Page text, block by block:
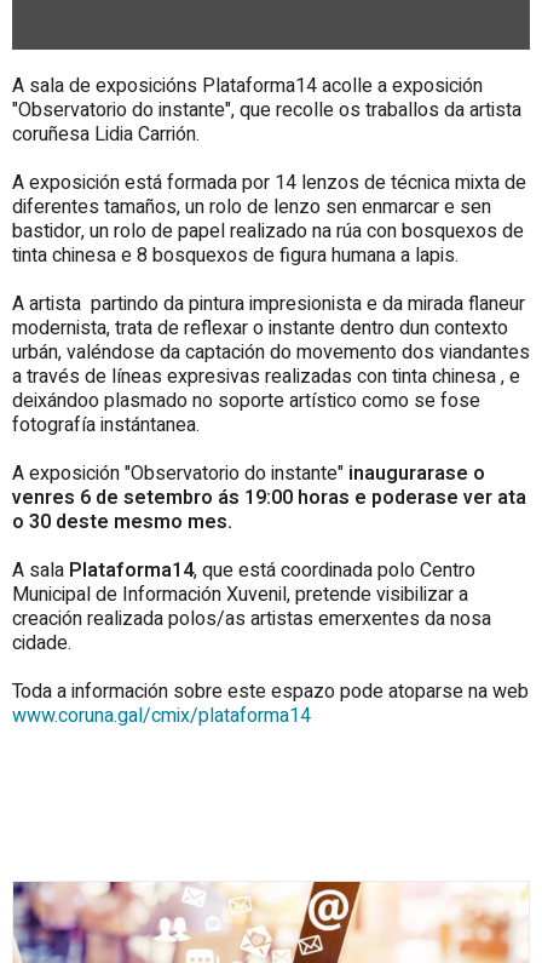
A sala de exposicións Plataforma14 acolle a exposición
"Observatorio do instante", que recolle os traballos da artista
coruñesa Lidia Carrión.
A exposición está formada por 14 lenzos de técnica mixta de
diferentes tamaños, un rolo de lenzo sen enmarcar e sen
bastidor, un rolo de papel realizado na rúa con bosquexos de
tinta chinesa e 8 bosquexos de figura humana a lapis.
A artista partindo da pintura impresionista e da mirada flaneur
modernista, trata de reflexar o instante dentro dun contexto
urbán, valéndose da captación do movemento dos viandantes
a través de líneas expresivas realizadas con tinta chinesa , e
deixándoo plasmado no soporte artístico como se fose
fotografía instántanea.
A exposición "Observatorio do instante" inaugurarase o
venres 6 de setembro ás 19:00 horas e poderase ver ata
o 30 deste mesmo mes.
A sala Plataforma14, que está coordinada polo Centro
Municipal de Información Xuvenil, pretende visibilizar a
creación realizada polos/as artistas emerxentes da nosa
cidade.
Toda a información sobre este espazo pode atoparse na web
www.coruna.gal/cmix/plataforma14